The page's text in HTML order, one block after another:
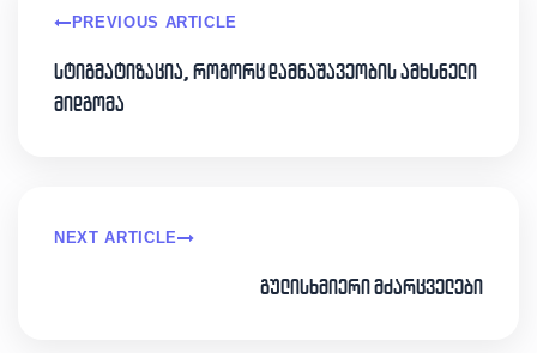
PREVIOUS ARTICLE
სტიგმატიზაცია, როგორც დამნაშავეობის ამხსნელი
მიდგომა
NEXT ARTICLE
გულისხმიერი მძარცველები